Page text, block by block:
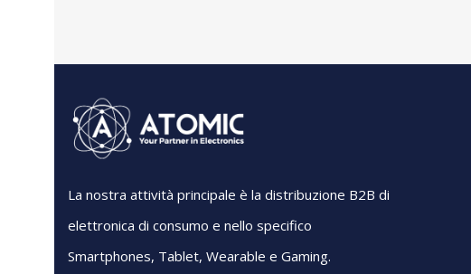
La nostra attività principale è la distribuzione B2B di
elettronica di consumo e nello specifico
Smartphones, Tablet, Wearable e Gaming.